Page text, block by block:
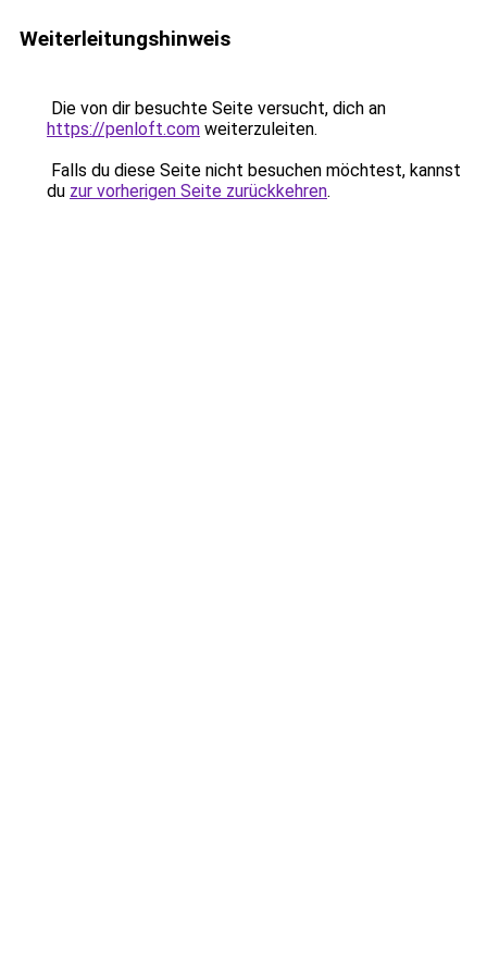
Weiterleitungshinweis
Die von dir besuchte Seite versucht, dich an
https://penloft.com weiterzuleiten.
Falls du diese Seite nicht besuchen möchtest, kannst
du zur vorherigen Seite zurückkehren.